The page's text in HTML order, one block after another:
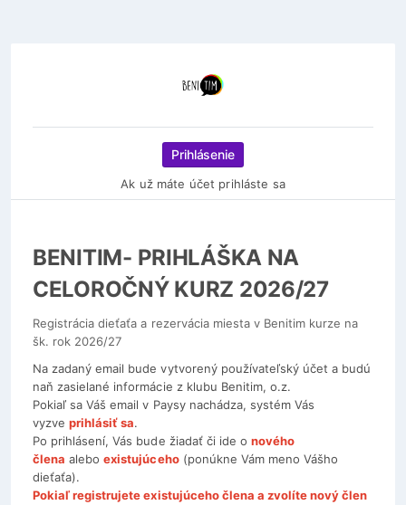
Prihlásenie
Ak už máte účet prihláste sa
BENITIM- PRIHLÁŠKA NA
CELOROČNÝ KURZ 2026/27
Registrácia dieťaťa a rezervácia miesta v Benitim kurze na
šk. rok 2026/27
Na zadaný email bude vytvorený používateľský účet a budú
naň zasielané informácie z klubu Benitim, o.z.
Pokiaľ sa Váš email v Paysy nachádza, systém Vás
vyzveprihlásiť sa.
Po prihlásení, Vás bude žiadať či ide o nového
člena aleboexistujúceho(ponúkne Vám meno Vášho
dieťaťa).
Pokiaľ registrujete existujúceho člena a zvolíte nový člen